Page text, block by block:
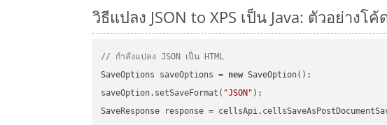
วิธีแปลง JSON to XPS เป็น Java: ตัวอย่างโ
// กำลังแปลง JSON เป็น HTML
SaveOptions saveOptions = new SaveOption();
saveOption.setSaveFormat( "JSON" );
SaveResponse response =